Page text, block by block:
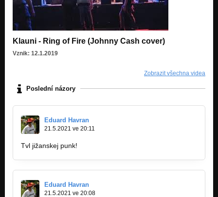
Klauni - Ring of Fire (Johnny Cash cover)
Vznik: 12.1.2019
Zobrazit všechna videa
Poslední názory
Eduard Havran
21.5.2021 ve 20:11
Tvl jižanskej punk!
Eduard Havran
21.5.2021 ve 20:08